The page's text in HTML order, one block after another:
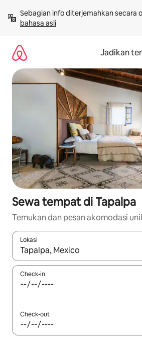
langsung
lihat
Sebagian info diterjemahkan secara
bahasa asli
Jadikan
Sewa tempat di Tapalpa
Temukan dan pesan akomodasi
Lokasi
Jika hasil yang dicari tersedia,
Check-in
Check-out